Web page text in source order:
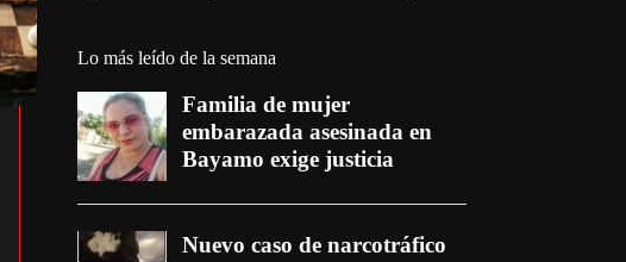
Lo más leído de la semana